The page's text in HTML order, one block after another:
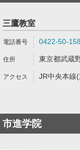
三鷹教室
0422-50-
東京都武蔵
JR中央本線
市進学院